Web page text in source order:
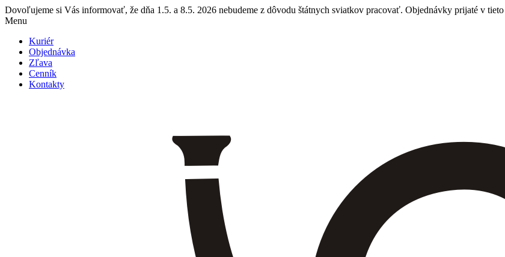
Dovoľujeme si Vás informovať, že dňa 1.5. a 8.5. 2026 nebudeme z dôvodu štátnych sviatkov pracovať. Objednávky prijaté v
Menu
Kuriér
Objednávka
Zľava
Cenník
Kontakty